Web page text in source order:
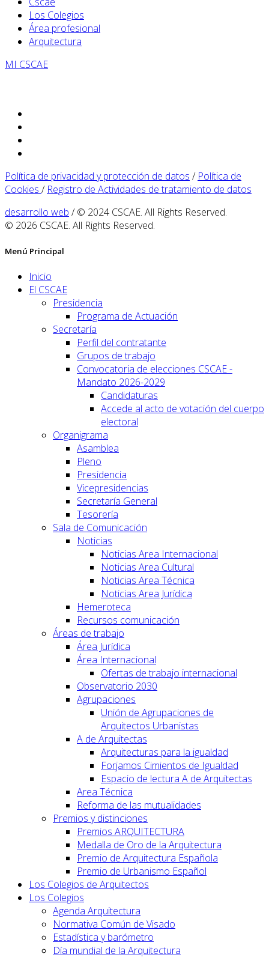
Los Colegios
Área profesional
Arquitectura
MI CSCAE
Política de privacidad y protección de datos / Política de
Cookies / Registro de Actividades de tratamiento de datos
desarrollo web / © 2024 CSCAE. All Rights Reserved.
© 2026 CSCAE. All Rights Reserved.
Menú Principal
Inicio
El CSCAE
Presidencia
Programa de Actuación
Secretaría
Perfil del contratante
Grupos de trabajo
Convocatoria de elecciones CSCAE -
Mandato 2026-2029
Candidaturas
Accede al acto de votación del cuerpo
electoral
Organigrama
Asamblea
Pleno
Presidencia
Vicepresidencias
Secretaría General
Tesorería
Sala de Comunicación
Noticias
Noticias Area Internacional
Noticias Area Cultural
Noticias Area Técnica
Noticias Area Jurídica
Hemeroteca
Recursos comunicación
Áreas de trabajo
Área Jurídica
Área Internacional
Ofertas de trabajo internacional
Observatorio 2030
Agrupaciones
Unión de Agrupaciones de
Arquitectos Urbanistas
A de Arquitectas
Arquitecturas para la igualdad
Forjamos Cimientos de Igualdad
Espacio de lectura A de Arquitectas
Area Técnica
Reforma de las mutualidades
Premios y distinciones
Premios ARQUITECTURA
Medalla de Oro de la Arquitectura
Premio de Arquitectura Española
Premio de Urbanismo Español
Los Colegios de Arquitectos
Los Colegios
Agenda Arquitectura
Normativa Común de Visado
Estadística y barómetro
Día mundial de la Arquitectura